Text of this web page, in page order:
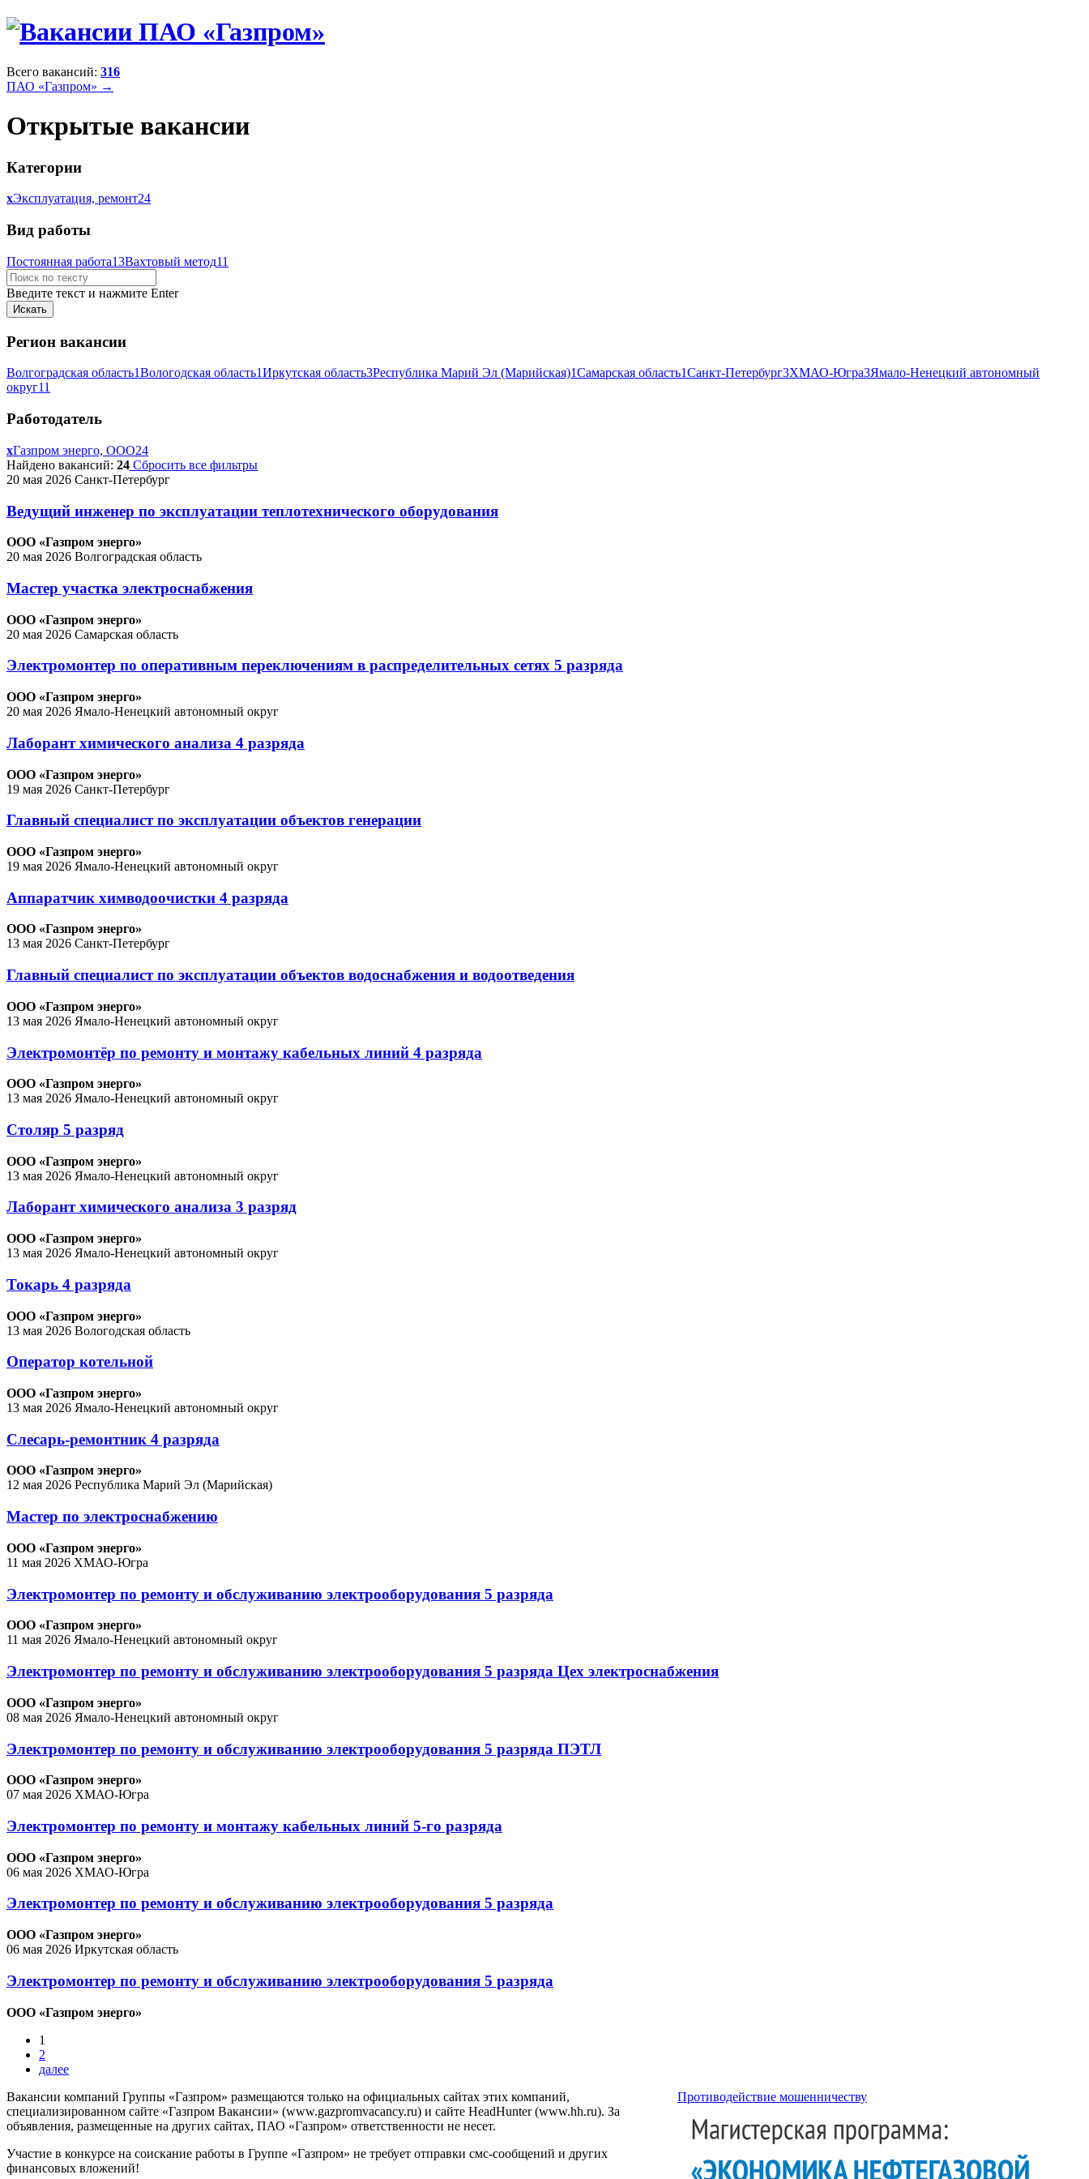
Всего вакансий: 316
ПАО «Газпром» →
Открытые вакансии
Категории
xЭксплуатация, ремонт24
Вид работы
Постоянная работа13Вахтовый метод11
Введите текст и нажмите Enter
Регион вакансии
Волгоградская область1Вологодская область1Иркутская область3Республика Марий Эл (Марийская)1Самарская область1Санкт-Петербург3ХМАО-Югра3Ямало-Ненецкий автономный
округ11
Работодатель
xГазпром энерго, ООО24
Найдено вакансий: 24 Сбросить все фильтры
20 мая 2026 Санкт-Петербург
Ведущий инженер по эксплуатации теплотехнического оборудования
ООО «Газпром энерго»
20 мая 2026 Волгоградская область
Мастер участка электроснабжения
ООО «Газпром энерго»
20 мая 2026 Самарская область
Электромонтер по оперативным переключениям в распределительных сетях 5 разряда
ООО «Газпром энерго»
20 мая 2026 Ямало-Ненецкий автономный округ
Лаборант химического анализа 4 разряда
ООО «Газпром энерго»
19 мая 2026 Санкт-Петербург
Главный специалист по эксплуатации объектов генерации
ООО «Газпром энерго»
19 мая 2026 Ямало-Ненецкий автономный округ
Аппаратчик химводоочистки 4 разряда
ООО «Газпром энерго»
13 мая 2026 Санкт-Петербург
Главный специалист по эксплуатации объектов водоснабжения и водоотведения
ООО «Газпром энерго»
13 мая 2026 Ямало-Ненецкий автономный округ
Электромонтёр по ремонту и монтажу кабельных линий 4 разряда
ООО «Газпром энерго»
13 мая 2026 Ямало-Ненецкий автономный округ
Столяр 5 разряд
ООО «Газпром энерго»
13 мая 2026 Ямало-Ненецкий автономный округ
Лаборант химического анализа 3 разряд
ООО «Газпром энерго»
13 мая 2026 Ямало-Ненецкий автономный округ
Токарь 4 разряда
ООО «Газпром энерго»
13 мая 2026 Вологодская область
Оператор котельной
ООО «Газпром энерго»
13 мая 2026 Ямало-Ненецкий автономный округ
Слесарь-ремонтник 4 разряда
ООО «Газпром энерго»
12 мая 2026 Республика Марий Эл (Марийская)
Мастер по электроснабжению
ООО «Газпром энерго»
11 мая 2026 ХМАО-Югра
Электромонтер по ремонту и обслуживанию электрооборудования 5 разряда
ООО «Газпром энерго»
11 мая 2026 Ямало-Ненецкий автономный округ
Электромонтер по ремонту и обслуживанию электрооборудования 5 разряда Цех электроснабжения
ООО «Газпром энерго»
08 мая 2026 Ямало-Ненецкий автономный округ
Электромонтер по ремонту и обслуживанию электрооборудования 5 разряда ПЭТЛ
ООО «Газпром энерго»
07 мая 2026 ХМАО-Югра
Электромонтер по ремонту и монтажу кабельных линий 5-го разряда
ООО «Газпром энерго»
06 мая 2026 ХМАО-Югра
Электромонтер по ремонту и обслуживанию электрооборудования 5 разряда
ООО «Газпром энерго»
06 мая 2026 Иркутская область
Электромонтер по ремонту и обслуживанию электрооборудования 5 разряда
ООО «Газпром энерго»
1
2
далее
Противодействие мошенничеству
Вакансии компаний Группы «Газпром» размещаются только на официальных сайтах этих компаний,
специализированном сайте «Газпром Вакансии» (www.gazpromvacancy.ru) и сайте HeadHunter (www.hh.ru). За
объявления, размещенные на других сайтах, ПАО «Газпром» ответственности не несет.
Участие в конкурсе на соискание работы в Группе «Газпром» не требует отправки смс-сообщений и других
финансовых вложений!